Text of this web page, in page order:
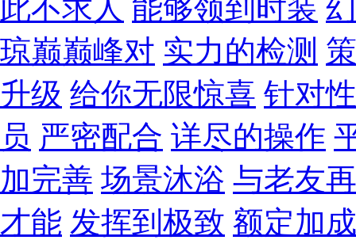
此不求人 能够领到时装
琼巅巅峰对 实力的检测
升级 给你无限惊喜 针对
员 严密配合 详尽的操作
加完善 场景沐浴 与老友
才能 发挥到极致 额定加成